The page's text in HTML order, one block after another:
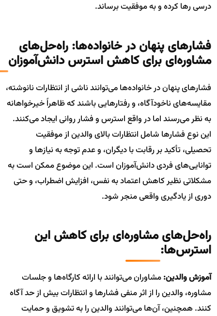
درسی رها کرده و به موفقیت برساند.
فشارهای پنهان در خانواده‌ها: راه‌حل‌های
مشاوره‌ای برای کاهش استرس دانش‌آموزان
فشارهای پنهان در خانواده‌ها می‌توانند ناشی از انتظارات نانوشته،
مقایسه‌های ناخودآگاه، و رفتارهایی باشند که ظاهراً خیرخواهانه
به نظر می‌رسند اما در واقع استرس و فشار روانی ایجاد می‌کنند.
این نوع فشارها شامل انتظارات بالای والدین از موفقیت
تحصیلی، تأکید بر رقابت با دیگران، و عدم توجه به نیازها و
توانایی‌های فردی دانش‌آموزان است. این موضوع ممکن است به
مشکلاتی نظیر کاهش اعتماد به نفس، افزایش اضطراب، و حتی
دوری از یادگیری واقعی منجر شود.
راه‌حل‌های مشاوره‌ای برای کاهش این
استرس‌ها:
آموزش والدین:مشاوران می‌توانند با ارائه کارگاه‌ها و جلسات
مشاوره، والدین را از اثر منفی فشارها و انتظارات بیش از حد آگاه
کنند. همچنین، آن‌ها می‌توانند والدین را به تشویق و حمایت